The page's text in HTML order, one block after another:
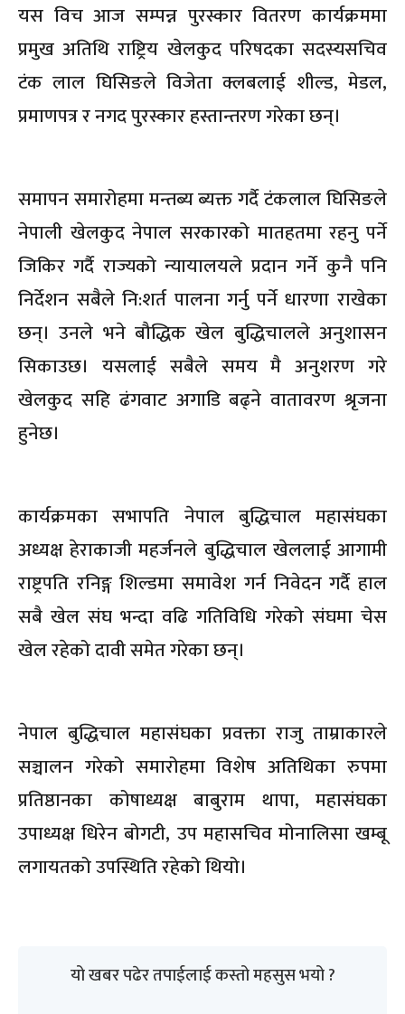
यस विच आज सम्पन्न पुरस्कार वितरण कार्यक्रममा
प्रमुख अतिथि राष्ट्रिय खेलकुद परिषदका सदस्यसचिव
टंक लाल घिसिङले विजेता क्लबलाई शील्ड, मेडल,
प्रमाणपत्र र नगद पुरस्कार हस्तान्तरण गरेका छन्।
समापन समारोहमा मन्तब्य ब्यक्त गर्दै टंकलाल घिसिङले
नेपाली खेलकुद नेपाल सरकारको मातहतमा रहनु पर्ने
जिकिर गर्दै राज्यको न्यायालयले प्रदान गर्ने कुनै पनि
निर्देशन सबैले नि:शर्त पालना गर्नु पर्ने धारणा राखेका
छन्। उनले भने बौद्धिक खेल बुद्धिचालले अनुशासन
सिकाउछ। यसलाई सबैले समय मै अनुशरण गरे
खेलकुद सहि ढंगवाट अगाडि बढ्ने वातावरण श्रृजना
हुनेछ।
कार्यक्रमका सभापति नेपाल बुद्धिचाल महासंघका
अध्यक्ष हेराकाजी महर्जनले बुद्धिचाल खेललाई आगामी
राष्ट्रपति रनिङ्ग शिल्डमा समावेश गर्न निवेदन गर्दै हाल
सबै खेल संघ भन्दा वढि गतिविधि गरेको संघमा चेस
खेल रहेको दावी समेत गरेका छन्।
नेपाल बुद्धिचाल महासंघका प्रवक्ता राजु ताम्राकारले
सञ्चालन गरेको समारोहमा विशेष अतिथिका रुपमा
प्रतिष्ठानका कोषाध्यक्ष बाबुराम थापा, महासंघका
उपाध्यक्ष धिरेन बोगटी, उप महासचिव मोनालिसा खम्बू
लगायतको उपस्थिति रहेको थियो।
यो खबर पढेर तपाईलाई कस्तो महसुस भयो ?